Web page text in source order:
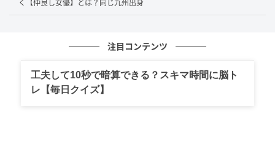
証をすぐ写真に撮って送っちゃったんです」と語る
と、スタジオはざわつきました。本人は「まだ大丈夫
いましたが、現代的なSNSトラブルの一例としても印
象的なエピソードでした。
く【仲良し女優】とは？同じ九州出身
注目コンテンツ
工夫して10秒で暗算できる？スキマ時間に脳ト
レ【毎日クイズ】